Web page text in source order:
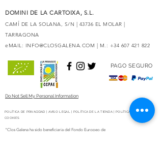
DOMINI DE LA CARTOIXA, S.L.
CAMÍ DE LA SOLANA, S/N | 43736 EL MOLAR |
TARRAGONA
eMAIL: INFO@CLOSGALENA.COM | M.: +34 607 421 822
PAGO SEGURO
Do Not Sell My Personal Information
POLÍTICA DE PRIVACIDAD | AVISO LEGAL | POLÍTICA DE LA TIENDA | POLÍTICA DE
COOKIES
“Clos Galena ha sido beneficiaria del Fondo Europeo de